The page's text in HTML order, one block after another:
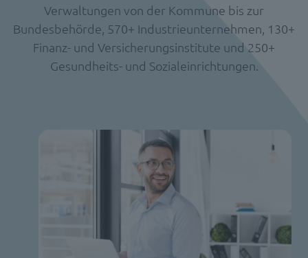
Verwaltungen von der Kommune bis zur
Bundesbehörde, 570+ Industrieunternehmen, 130+
Finanz- und Versicherungsinstitute und 250+
Gesundheits- und Sozialeinrichtungen.